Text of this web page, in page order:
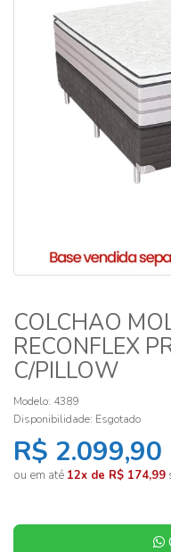
COLCHAO
RECONFLEX
C/PILLOW
Modelo: 4389
Disponibilidade: Esgotado
R$ 2.099,90
ou em até 12x de R$ 174,99